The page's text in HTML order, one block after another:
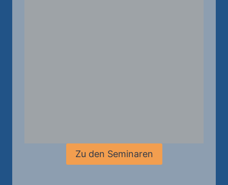
Zu den Seminaren